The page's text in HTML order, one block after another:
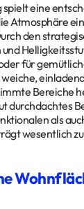
eine
Atmosphäre
den
für
Bereiche
durchdachtes
als
wesentlich